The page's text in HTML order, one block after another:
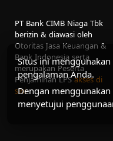
Situs ini menggunakan
pengalaman Anda.
Dengan
menyetujui
PT Bank CIMB Niaga Tbk
berizin & diawasi oleh
Otoritas Jasa Keuangan &
Bank Indonesia serta
merupakan Peserta
Penjaminan LPSakses di
sini